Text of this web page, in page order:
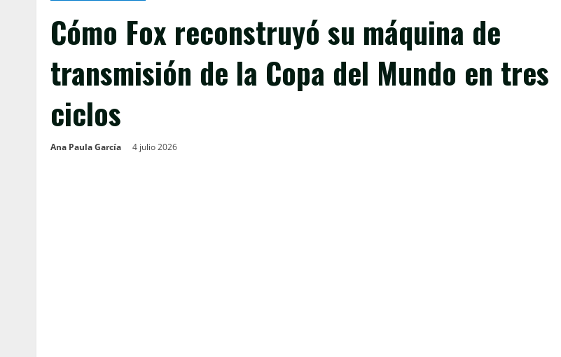
Cómo Fox reconstruyó su máquina de
transmisión de la Copa del Mundo en tres
ciclos
Ana Paula García 4 julio 2026